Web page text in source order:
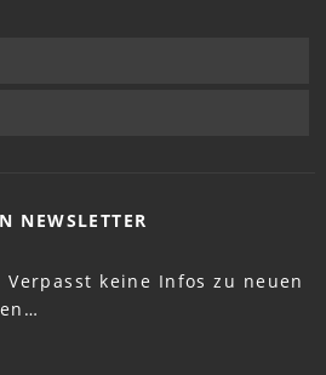
NEWSLETTER
Verpasst keine Infos zu neuen